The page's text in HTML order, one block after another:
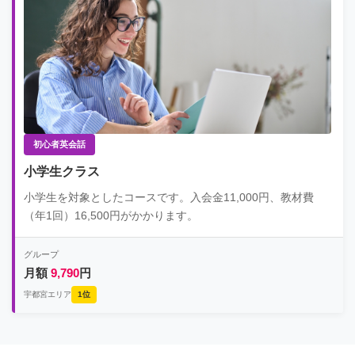
初心者英会話
小学生クラス
小学生を対象としたコースです。入会金11,000円、教材費
（年1回）16,500円がかかります。
グループ
月額9,790円
宇都宮エリア 1位